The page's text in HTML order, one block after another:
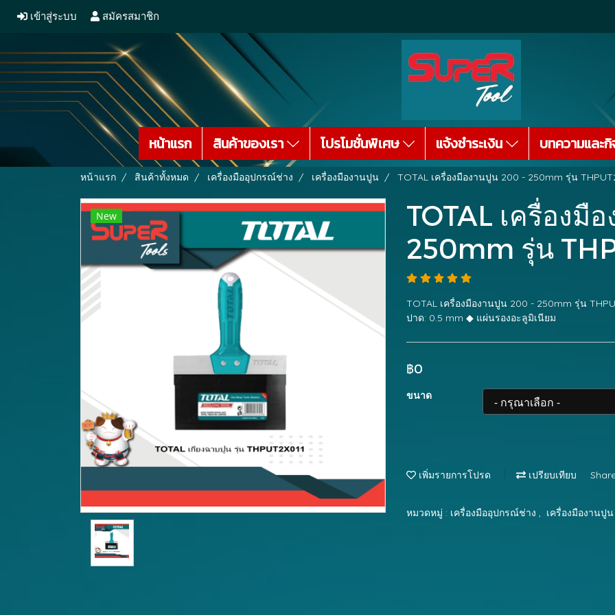
เข้าสู่ระบบ สมัครสมาชิก
หน้าแรก สินค้าของเรา โปรโมชั่นพิเศษ แจ้งชำระเงิน บทความและ
หน้าแรก สินค้าทั้งหมด เครื่องมืออุปกรณ์ช่าง เครื่องมืองานปูน TOTAL เครื่องมืองานปูน 200 - 250mm รุ่น
New
TOTAL เครื่องมื
250mm รุ่น
TOTAL เครื่องมืองานปูน 200 - 250mm รุ่น
ปาด: 0.5 mm ◆ แผ่นรองอะลูมิเนียม
฿0
ขนาด
เพิ่มรายการโปรด เปรียบเทียบ
หมวดหมู่ : เครื่องมืออุปกรณ์ช่าง เครื่องมืองานปูน